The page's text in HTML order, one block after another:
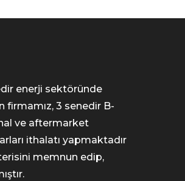
enerji sektöründe
firmamız, 3 senedir B-
ve aftermarket
ithalatı yapmaktadır
memnun edip,